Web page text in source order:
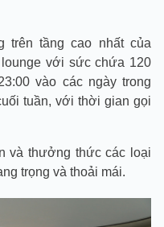
trên tầng cao nhất của
lounge với sức chứa 120
vào các ngày trong
tuần, với thời gian gọi
và thưởng thức các loại
trọng và thoải mái.